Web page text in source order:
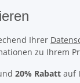
Ihrer
zu Ihrem
20% Rabatt auf